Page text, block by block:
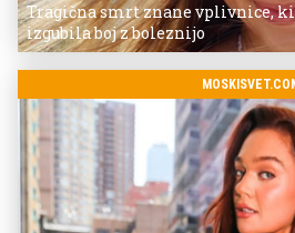
Tragična smrt znane vplivnice,
izgubila boj z boleznijo